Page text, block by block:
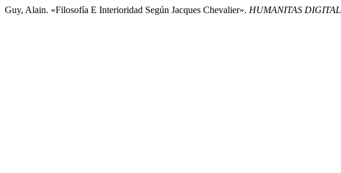
Guy, Alain. «Filosofía E Interioridad Según Jacques Chevalier». HUMANITAS DIGITAL